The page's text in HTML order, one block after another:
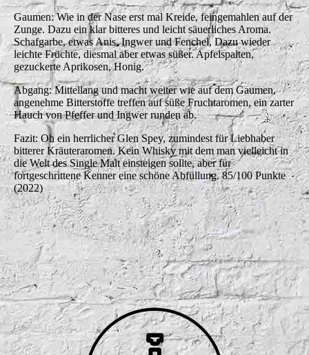
Gaumen: Wie in der Nase erst mal Kreide, feingemahlen auf der
Zunge. Dazu ein klar bitteres und leicht säuerliches Aroma.
Schafgarbe, etwas Anis, Ingwer und Fenchel, Dazu wieder
leichte Früchte, diesmal aber etwas süßer. Apfelspalten,
gezuckerte Aprikosen, Honig.
Abgang: Mittellang und macht weiter wie auf dem Gaumen,
angenehme Bitterstoffe treffen auf süße Fruchtaromen, ein zarter
Hauch von Pfeffer und Ingwer runden ab.
Fazit: Oh ein herrlicher Glen Spey, zumindest für Liebhaber
bitterer Kräuteraromen. Kein Whisky mit dem man vielleicht in
die Welt des Single Malt einsteigen sollte, aber für
fortgeschrittene Kenner eine schöne Abfüllung. 85/100 Punkte
(2022)